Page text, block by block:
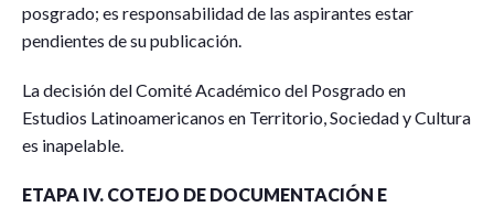
posgrado; es responsabilidad de las aspirantes estar
pendientes de su publicación.
La decisión del Comité Académico del Posgrado en
Estudios Latinoamericanos en Territorio, Sociedad y Cultura
es inapelable.
ETAPA IV. COTEJO DE DOCUMENTACIÓN E